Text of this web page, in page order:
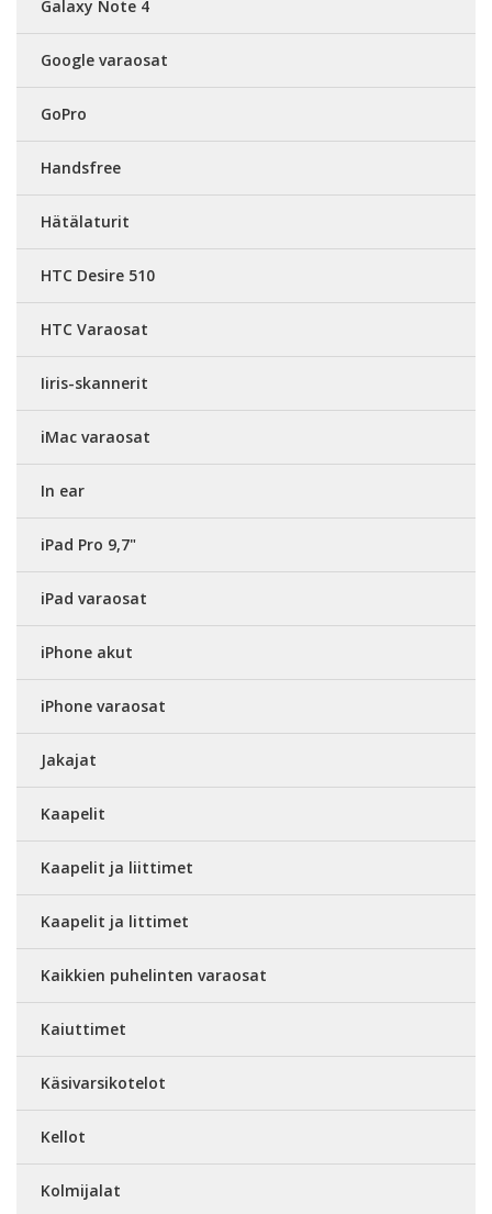
Galaxy Note 4
Google varaosat
GoPro
Handsfree
Hätälaturit
HTC Desire 510
HTC Varaosat
Iiris-skannerit
iMac varaosat
In ear
iPad Pro 9,7"
iPad varaosat
iPhone akut
iPhone varaosat
Jakajat
Kaapelit
Kaapelit ja liittimet
Kaapelit ja littimet
Kaikkien puhelinten varaosat
Kaiuttimet
Käsivarsikotelot
Kellot
Kolmijalat